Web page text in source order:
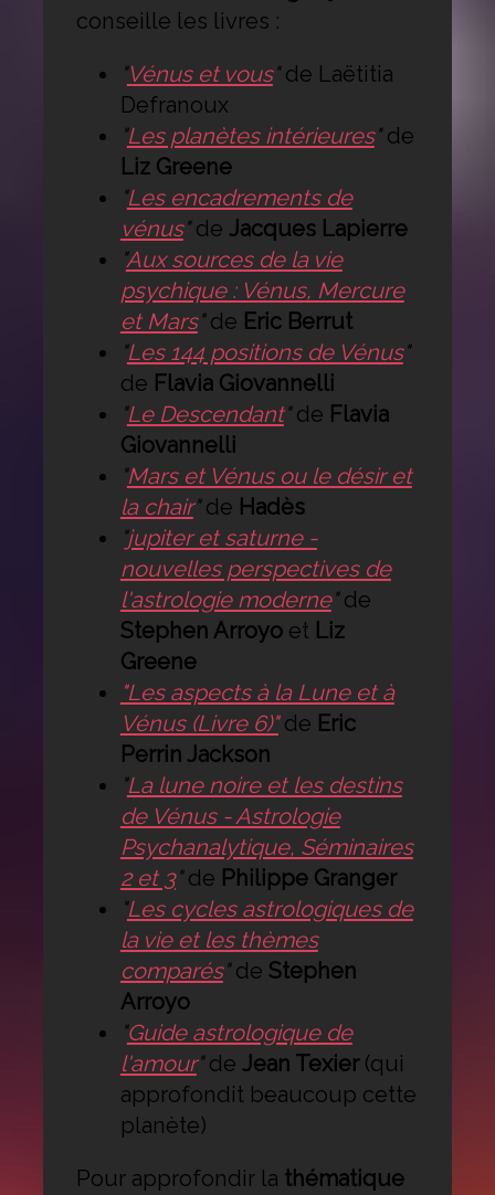
conseille les livres :
"Vénus et vous"de Laëtitia
Defranoux
"Les planètes intérieures"de
Liz Greene
"Les encadrements de
vénus"de Jacques Lapierre
"Aux sources de la vie
psychique : Vénus, Mercure
et Mars"de Eric Berrut
"Les 144 positions de Vénus"
de Flavia Giovannelli
"Le Descendant"de Flavia
Giovannelli
"Mars et Vénus ou le désir et
la chair"de Hadès
"jupiter et saturne -
nouvelles perspectives de
l'astrologie moderne"de
Stephen Arroyoet Liz
Greene
"Les aspects à la Lune et à
Vénus (Livre 6)"de Eric
Perrin Jackson
"La lune noire et les destins
de Vénus - Astrologie
Psychanalytique, Séminaires
2 et 3"de Philippe Granger
"Les cycles astrologiques de
la vie et les thèmes
comparés"de Stephen
Arroyo
"Guide astrologique de
l'amour"de Jean Texier(qui
approfondit beaucoup cette
planète)
Pour approfondir la thématique